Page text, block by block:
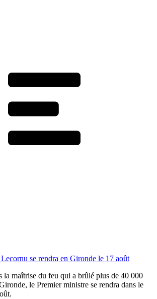
se rendra en Gironde le 17 août
la maîtrise du feu qui a brûlé plus de 40 000
le Premier ministre se rendra dans le